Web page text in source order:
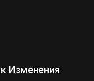
Изменения